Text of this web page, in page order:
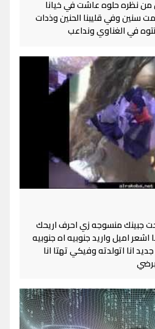
نظره حلوه عاشت في خيانا
وفي قليبنا الحنين وذدات
في الغناوي ونداعب
جبينك منسوجه زي احرف اريحك
اشعر اميل واريد جنوبيه اه جنوبيه
انا اتولدته وفيكي تهتا انا